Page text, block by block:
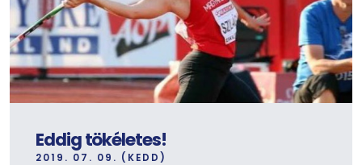
Eddig tökéletes!
2019. 07. 09. (KEDD)